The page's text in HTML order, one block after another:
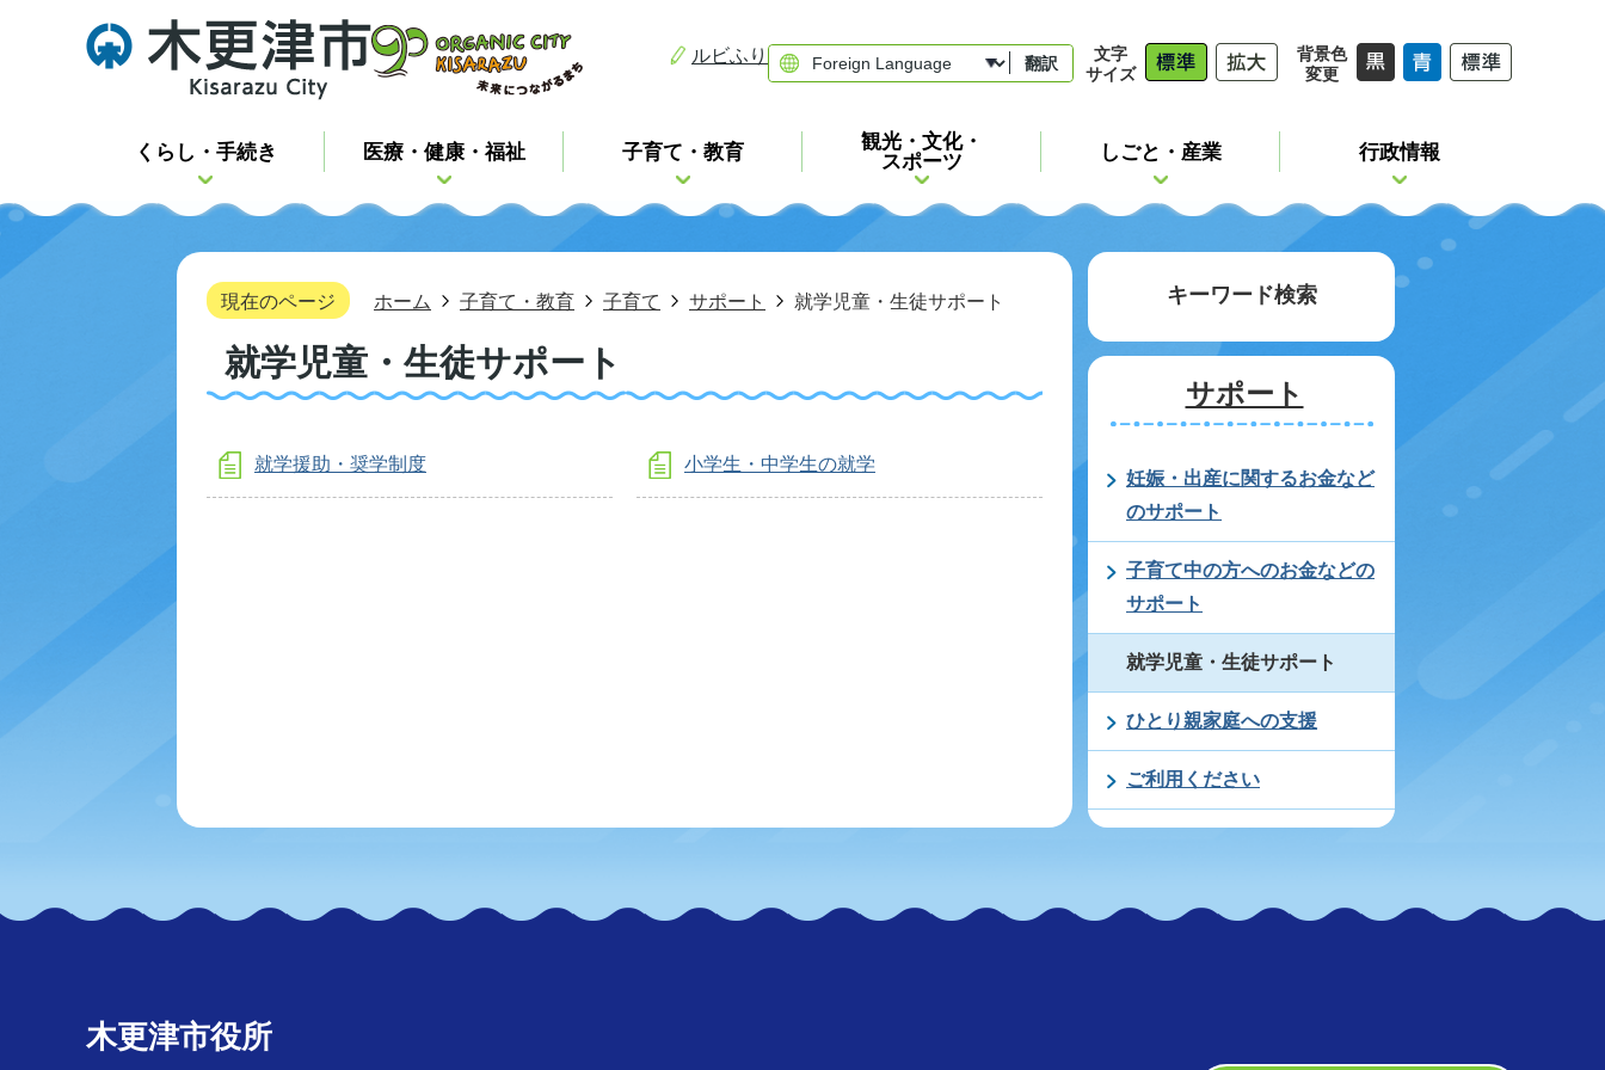
ルビふり 翻訳
文字
サイズ
背景色
変更
くらし・手続き 医療・健康・福祉 子育て・教育
観光・文化・
スポーツ
しごと・産業 行政情報
現在のページ ホーム 子育て・教育 子育て サポート 就学児童・生徒サポート
就学児童・生徒サポート
就学援助・奨学制度 小学生・中学生の就学
キーワード検索
サポート
妊娠・出産に関するお金など
のサポート
子育て中の方へのお金などの
サポート
就学児童・生徒サポート
ひとり親家庭への支援
ご利用ください
木更津市役所